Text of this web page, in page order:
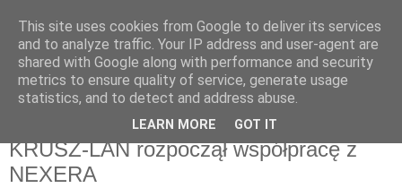
poniedziałek, 27 lutego 2023
KRUSZ-LAN rozpoczął współpracę z
NEXERA
This site uses cookies from Google to deliver its services
and to analyze traffic. Your IP address and user-agent are
shared with Google along with performance and security
metrics to ensure quality of service, generate usage
statistics, and to detect and address abuse.
LEARN MORE GOT IT